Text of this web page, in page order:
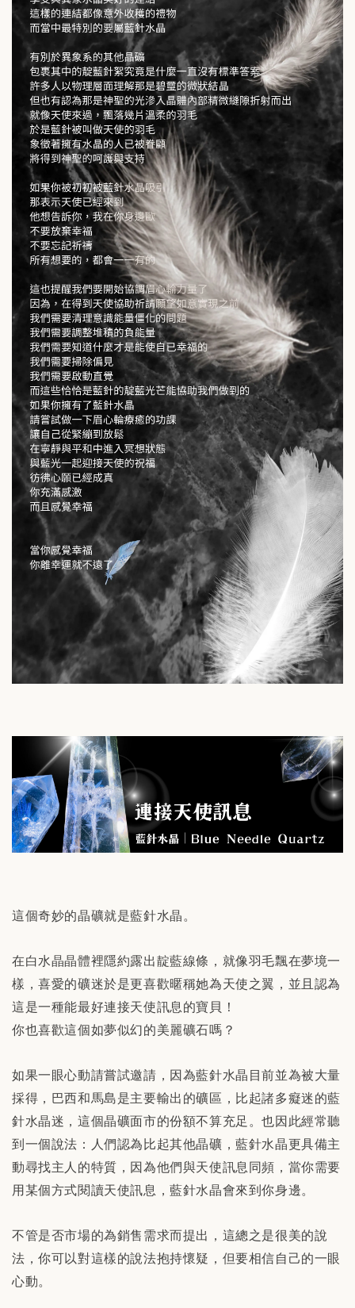
這個奇妙的晶礦就是藍針水晶。
在白水晶晶體裡隱約露出靛藍線條，就像羽毛飄在夢境一
樣，喜愛的礦迷於是更喜歡暱稱她為天使之翼，並且認為
這是一種能最好連接天使訊息的寶貝！
你也喜歡這個如夢似幻的美麗礦石嗎？
如果一眼心動請嘗試邀請，因為藍針水晶目前並為被大量
採得，巴西和馬島是主要輸出的礦區，比起諸多癡迷的藍
針水晶迷，這個晶礦面市的份額不算充足。也因此經常聽
到一個說法：人們認為比起其他晶礦，藍針水晶更具備主
動尋找主人的特質，因為他們與天使訊息同頻，當你需要
用某個方式閱讀天使訊息，藍針水晶會來到你身邊。
不管是否市場的為銷售需求而提出，這總之是很美的說
法，你可以對這樣的說法抱持懷疑，但要相信自己的一眼
心動。